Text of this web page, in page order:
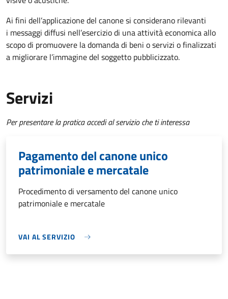
Ai fini dell’applicazione del canone si considerano rilevanti
i messaggi diffusi nell’esercizio di una attività economica allo
scopo di promuovere la domanda di beni o servizi o finalizzati
a migliorare l’immagine del soggetto pubblicizzato.
Servizi
Per presentare la pratica accedi al servizio che ti interessa
Pagamento del canone unico
patrimoniale e mercatale
Procedimento di versamento del canone unico
patrimoniale e mercatale
VAI AL SERVIZIO